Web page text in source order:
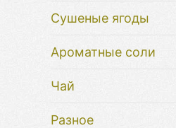
Сушеные ягоды
Ароматные соли
Чай
Разное